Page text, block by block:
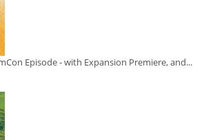
Episode - with Expansion Premiere, and...